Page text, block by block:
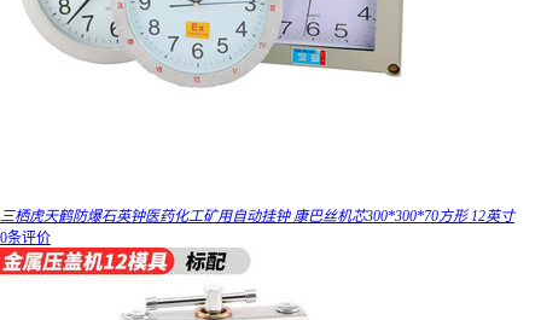
三栖虎天鹤防爆石英钟医药化工矿用自动挂钟 康巴丝机芯300*300*70方形 12英寸
0条评价